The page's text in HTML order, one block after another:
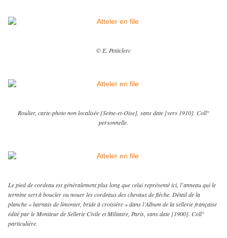
© E. Petitclerc
Roulier, carte-photo non localisée [Seine-et-Oise], sans date [vers 1910]. Coll°
personnelle.
Le pied de cordeau est généralement plus long que celui représenté ici, l’anneau qui le
termine sert à boucler ou nouer les cordeaux des chevaux de flèche. Détail de la
planche « harnais de limonier, bride à croisière » dans l’Album de la sellerie française
édité par le Moniteur de Sellerie Civile et Militaire, Paris, sans date [1900]. Coll°
particulière.